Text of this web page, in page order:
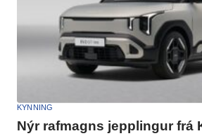
KYNNING
Nýr rafmagns jepplingur frá